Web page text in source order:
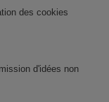
des cookies
d'idées non